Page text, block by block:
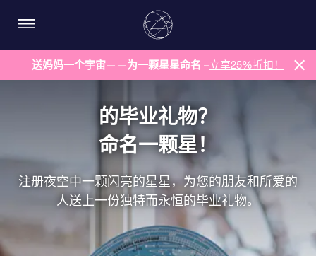
送妈妈一个宇宙——为一颗星星命名 –立享25%折扣！
的毕业礼物？
命名一颗星！
注册夜空中一颗闪亮的星星，为您的朋友和所爱的
人送上一份独特而永恒的毕业礼物。